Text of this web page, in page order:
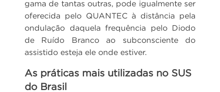
gama de tantas outras, pode igualmente ser
oferecida pelo QUANTEC à distância pela
ondulação daquela frequência pelo Diodo
de Ruído Branco ao subconsciente do
assistido esteja ele onde estiver.
As práticas mais utilizadas no SUS
do Brasil